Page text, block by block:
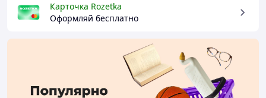
Карточка Rozetka
Оформляй бесплатно